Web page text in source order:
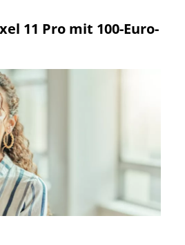
11 Pro mit 100-Euro-